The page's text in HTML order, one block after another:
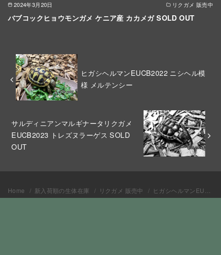
2024年3月20日 リクガメ 販売中
バブコックヒョウモンガメ ケニア産 カカメガ SOLD OUT
ヒガシヘルマンEUCB2022 ニシヘル模
様 メルテンシー
サルディニアンマルギナータリクガメ
EUCB2023 トレズヌラーゲス SOLD
OUT
Home 新入荷順の生体在庫 リクガメ 販売中 ヒガシヘルマンEUCB2022 ニシヘル模様 ロバート